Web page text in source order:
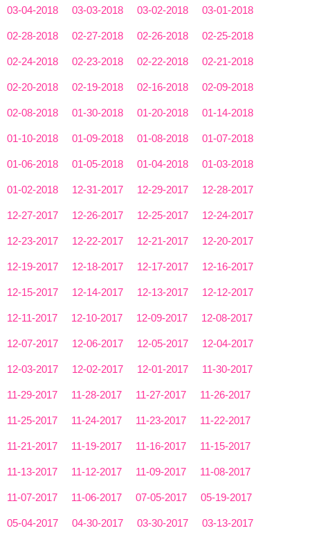
03-04-2018 03-03-2018 03-02-2018 03-01-2018
02-28-2018 02-27-2018 02-26-2018 02-25-2018
02-24-2018 02-23-2018 02-22-2018 02-21-2018
02-20-2018 02-19-2018 02-16-2018 02-09-2018
02-08-2018 01-30-2018 01-20-2018 01-14-2018
01-10-2018 01-09-2018 01-08-2018 01-07-2018
01-06-2018 01-05-2018 01-04-2018 01-03-2018
01-02-2018 12-31-2017 12-29-2017 12-28-2017
12-27-2017 12-26-2017 12-25-2017 12-24-2017
12-23-2017 12-22-2017 12-21-2017 12-20-2017
12-19-2017 12-18-2017 12-17-2017 12-16-2017
12-15-2017 12-14-2017 12-13-2017 12-12-2017
12-11-2017 12-10-2017 12-09-2017 12-08-2017
12-07-2017 12-06-2017 12-05-2017 12-04-2017
12-03-2017 12-02-2017 12-01-2017 11-30-2017
11-29-2017 11-28-2017 11-27-2017 11-26-2017
11-25-2017 11-24-2017 11-23-2017 11-22-2017
11-21-2017 11-19-2017 11-16-2017 11-15-2017
11-13-2017 11-12-2017 11-09-2017 11-08-2017
11-07-2017 11-06-2017 07-05-2017 05-19-2017
05-04-2017 04-30-2017 03-30-2017 03-13-2017